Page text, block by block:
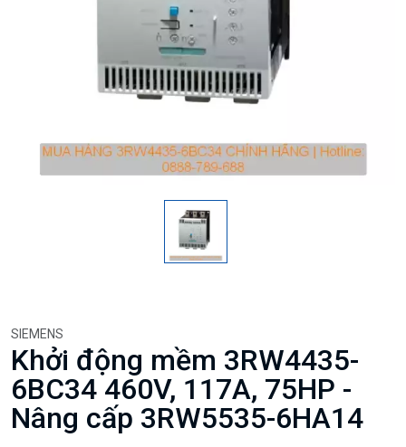
SIEMENS
Khởi động mềm 3RW4435-
6BC34 460V, 117A, 75HP -
Nâng cấp 3RW5535-6HA14